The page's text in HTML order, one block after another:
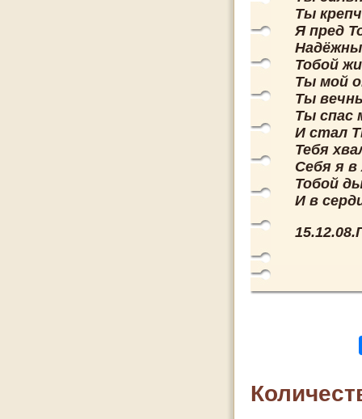
Ты
Я пред
Тобой
Ты мой
Ты
Ты спас
И стал
Тебя
Себя я
Тобой
И в